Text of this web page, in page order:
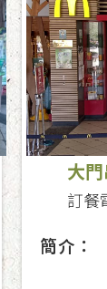
大
訂餐
簡介：